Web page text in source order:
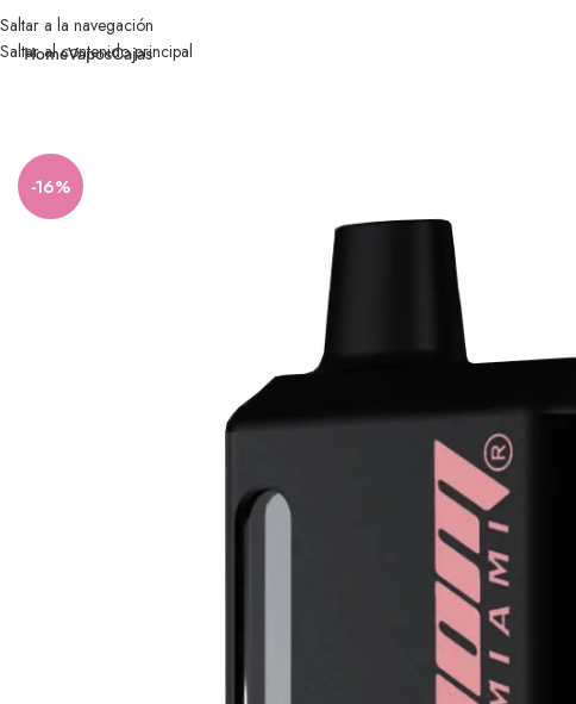
Saltar a la navegación
Saltar al contenido principal
HomeVaposCajas
-16%